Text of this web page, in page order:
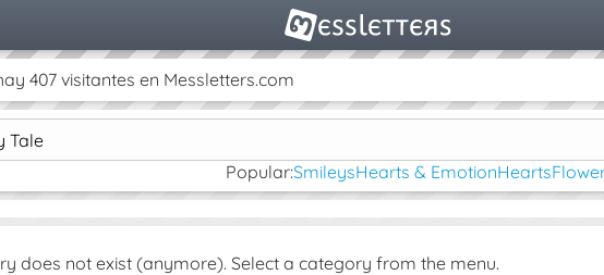
407 visitantes en Messletters.com
Tale
Popular:SmileysHearts & EmotionHearts
does not exist (anymore). Select a category from the menu.